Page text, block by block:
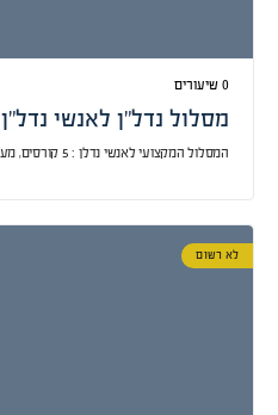
0 שיעורים
מסלול נדל”ן לאנשי נדל”ן
המסלול המקצועי לאנשי נדלן : 5 קורסים, מעל 220 שעות לימוד!
לא רשום